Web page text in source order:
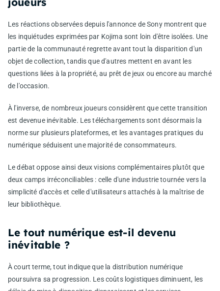
Les réactions observées depuis l'annonce de Sony montrent que
les inquiétudes exprimées par Kojima sont loin d'être isolées. Une
partie de la communauté regrette avant tout la disparition d'un
objet de collection, tandis que d'autres mettent en avant les
questions liées à la propriété, au prêt de jeux ou encore au marché
de l'occasion.
À l'inverse, de nombreux joueurs considèrent que cette transition
est devenue inévitable. Les téléchargements sont désormais la
norme sur plusieurs plateformes, et les avantages pratiques du
numérique séduisent une majorité de consommateurs.
Le débat oppose ainsi deux visions complémentaires plutôt que
deux camps irréconciliables : celle d'une industrie tournée vers la
simplicité d'accès et celle d'utilisateurs attachés à la maîtrise de
leur bibliothèque.
Le tout numérique est-il devenu
inévitable ?
À court terme, tout indique que la distribution numérique
poursuivra sa progression. Les coûts logistiques diminuent, les